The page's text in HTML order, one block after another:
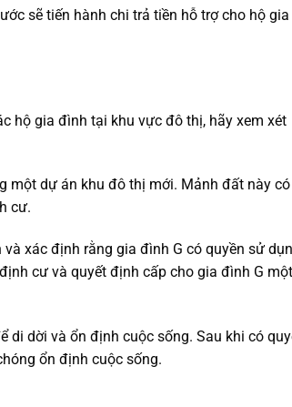
sẽ tiến hành chi trả tiền hỗ trợ cho hộ gia
hộ gia đình tại khu vực đô thị, hãy xem xét
một dự án khu đô thị mới. Mảnh đất này có
cư.
xác định rằng gia đình G có quyền sử
cư và quyết định cấp cho gia đình G một
di dời và ổn định cuộc sống. Sau khi có
ổn định cuộc sống.